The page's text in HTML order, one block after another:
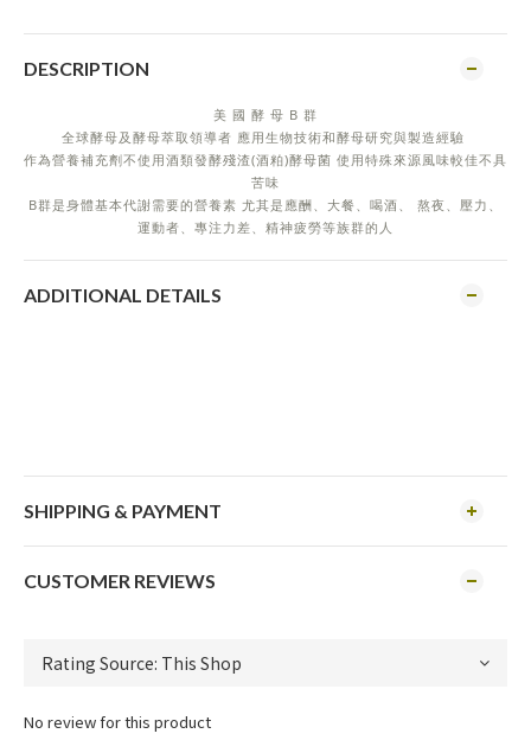
DESCRIPTION
美 國 酵 母 B 群
全球酵母及酵母萃取領導者 應用生物技術和酵母研究與製造經驗
作為營養補充劑不使用酒類發酵殘渣(酒粕)酵母菌 使用特殊來源風味較佳不具
苦味
B群是身體基本代謝需要的營養素 尤其是應酬、大餐、喝酒、 熬夜、壓力、
運動者、專注力差、精神疲勞等族群的人
ADDITIONAL DETAILS
SHIPPING & PAYMENT
CUSTOMER REVIEWS
No review for this product